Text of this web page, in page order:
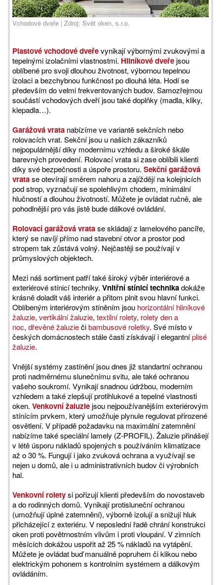
Vchodové dveře | Zdroj: Svět oken, s.r.o.
Plastové vchodové dveřevynikají výbornými zvukovými a
tepelnými izolačními vlastnostmi. Hliníkové dveře jsou
oblíbené pro svoji dlouhou životnost, výbornou tepelnou
izolaci a bezchybnou funkčnost po dlouhá léta. Hodí se
především do velmi frekventovaných budov. Samozřejmou
součástí vchodových dveří jsou také doplňky (madla, kliky,
klepadla…).
Garážová vrata nabízíme ve variantě sekčních nebo
rolovacích vrat. Sekční jsou u našich zákazníků
nejpopulárnější díky modernímu vzhledu a široké škále
barevných provedení. Rolovací vrata si zase oblíbili klienti
díky své bezpečnosti a úspoře prostoru. Sekční garážová
vratase otevírají směrem nahoru a zajíždějí na kolejnicích
pod strop, vyznačují se spolehlivým chodem, minimální
hlučností a dlouhou životností. Můžete je ovládat ručně, ale
pohodlnější pro vás jistě bude dálkové ovládání.
Rolovací garážová vratase skládají z lamelového pancíře,
který se navíjí přímo nad stavební otvor a prostor pod
stropem tak zůstává volný. Nejčastěji se používají v
průmyslových objektech.
Mezi náš sortiment patří také široký výběr interiérové a
exteriérové stínicí techniky. Vnitřní stínicí technikadokáže
krásně doladit váš interiér a přitom plnit svou hlavní funkci.
Oblíbeným interiérovým stíněním jsou horizontální hliníkové
žaluzie, vertikální žaluzie, textilní rolety, rolety den a
noc, dřevěné žaluziečibambusové roletky. Své místo v
českých domácnostech stále časti získávají i elegantníplisé
žaluzie.
Vnější systémy zastínění jsou dnes již standartní ochranou
proti nadměrnému slunečnímu svitu, ale také ochranou
vašeho soukromí. Vynikají snadnou údržbou, moderním
vzhledem a také zlepšují protihlukové a tepelné vlastnosti
oken. Venkovní žaluzie jsou nejpoužívanějším exteriérovým
stínícím prvkem, který umožňuje plynule regulovat přirozené
osvětlení. V případě požadavku na maximální zatemnění
nabízíme také speciální lamely (Z-PROFIL). Žaluzie přinášejí
v létě úsporu nákladů spojených s používáním klimatizace
až o 30 %. Fungují i jako zvuková ochrana a využívají se
nejen u domů, ale i u administrativních budov či výrobních
hal.
Venkovní roletysi pořizují klienti především do novostaveb
a do rodinných domů. Vynikají protisluneční ochranou
(umožňují úplné zatemnění), výborně izolují a snižují hluk
přicházející z exteriéru. V neposlední řadě chrání konstrukci
oken proti povětrnostním vlivům i proti vloupání. V zimních
měsících dokážou uspořit až 25 % nákladů na vytápění.
Můžete je ovládat buď manuálně popruhem či klikou nebo
elektrickým pohonem s kontrolním systémem a dálkovým
ovládáním.